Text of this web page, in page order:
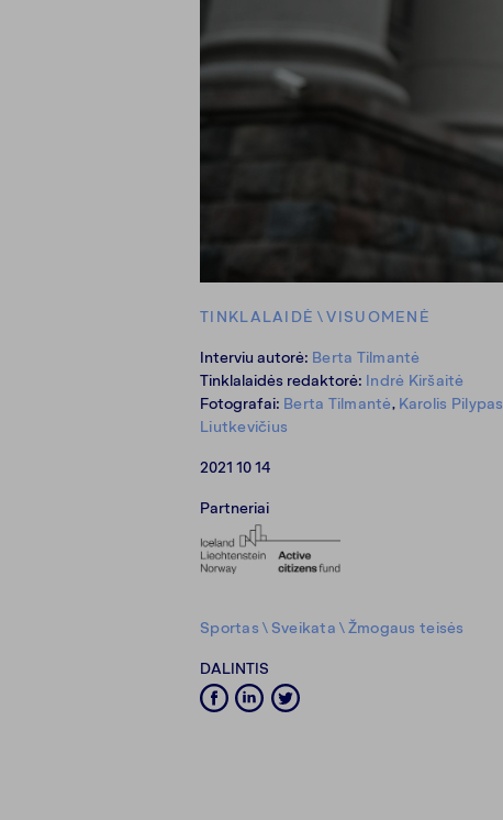
TINKLALAIDĖ \VISUOMENĖ
Interviu autorė: Berta Tilmantė
Tinklalaidės redaktorė: Indrė Kiršaitė
Fotografai: Berta Tilmantė, Karolis Pilypas
Liutkevičius
2021 10 14
Partneriai
Sportas \ Sveikata \Žmogaus teisės
DALINTIS